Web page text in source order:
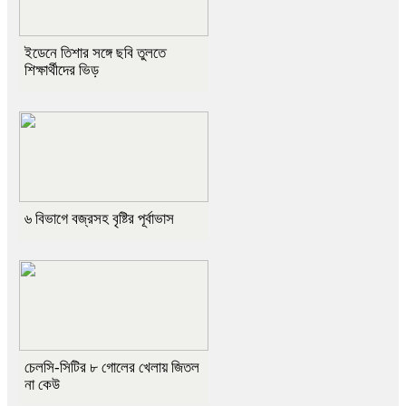
ইডেনে তিশার সঙ্গে ছবি তুলতে
শিক্ষার্থীদের ভিড়
৬ বিভাগে বজ্রসহ বৃষ্টির পূর্বাভাস
চেলসি-সিটির ৮ গোলের খেলায় জিতল
না কেউ